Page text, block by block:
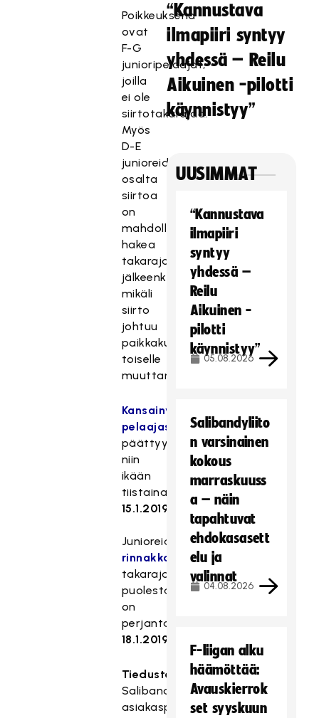
Poikkeuksena
ovat
F-G
junioripelaajat,
joilla
ei ole
siirtotakarajaa.
Myös
D-E
junioreiden
osalta
siirtoa
on
mahdollista
hakea
takarajan
jälkeenkin
mikäli
siirto
johtuu
paikkakunnalta
toiselle
muuttamisesta.
Kansainvälinen
pelaajasiirtoaika
päättyy
niin
ikään
tiistaina
15.1.2019
Junioreiden
rinnakkaisedustushakemusten
takaraja
puolestaan
on
perjantai
18.1.2019
Tiedustelut:
Salibandyliiton
asiakaspalvelu
“Kannustava
ilmapiiri syntyy
yhdessä – Reilu
Aikuinen -pilotti
käynnistyy”
UUSIMMAT
“Kannustava
ilmapiiri
syntyy
yhdessä –
Reilu
Aikuinen -
pilotti
käynnistyy”
05.08.2026
Salibandyliito
n varsinainen
kokous
marraskuuss
a – näin
tapahtuvat
ehdokasasett
elu ja
valinnat
04.08.2026
F-liigan alku
häämöttää:
Avauskierrok
set syyskuun